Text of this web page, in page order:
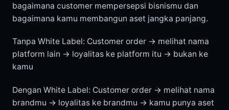
bagaimana customer mempersepsi bisnismu dan
bagaimana kamu membangun aset jangka panjang.
Tanpa White Label: Customer order → melihat nama
platform lain → loyalitas ke platform itu → bukan ke
kamu
Dengan White Label: Customer order → melihat nama
brandmu → loyalitas ke brandmu → kamu punya aset